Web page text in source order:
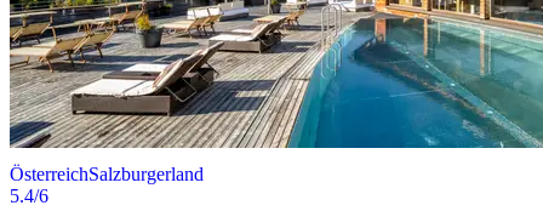
ÖsterreichSalzburgerland
5.4/6